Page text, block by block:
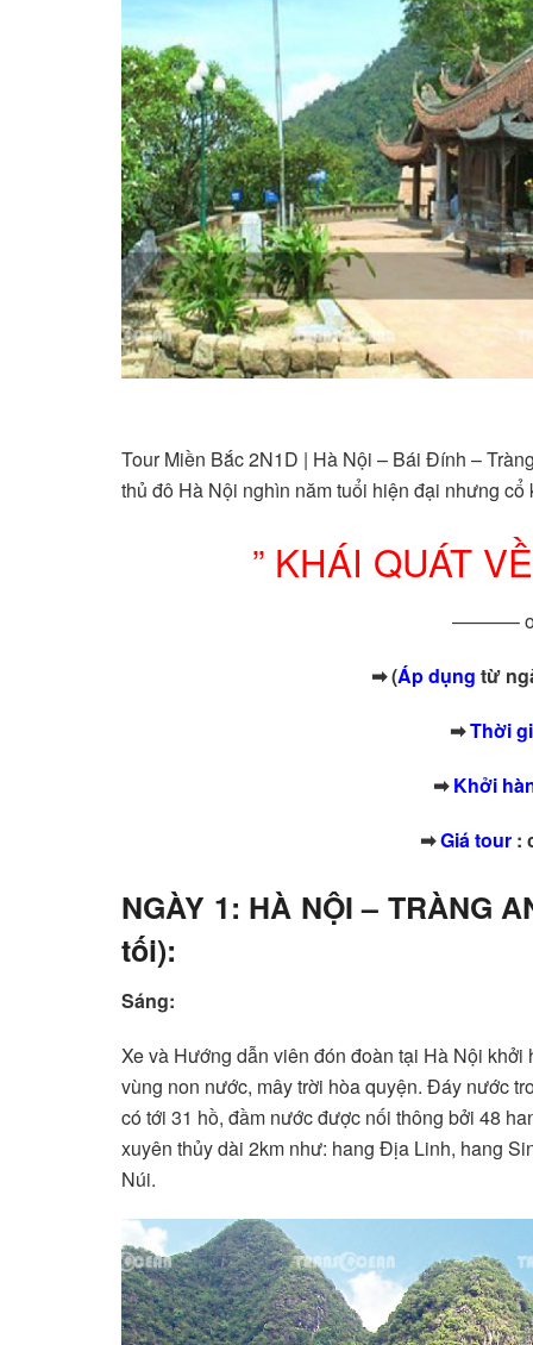
Tour Miền Bắc 2N1D | Hà Nội – Bái Đính –
thủ đô Hà Nội nghìn năm tuổi hiện đại nhưng
” KHÁI QUÁT
———–
➡(Áp dụng từ
➡Thời
➡Khởi
➡Giá tour :
NGÀY 1: HÀ NỘI – TRÀNG
tối):
Sáng:
Xe và Hướng dẫn viên đón đoàn tại Hà Nội
vùng non nước, mây trời hòa quyện. Đáy nước
có tới 31 hồ, đầm nước được nối thông bởi 48
xuyên thủy dài 2km như: hang Địa Linh, hang
Núi.